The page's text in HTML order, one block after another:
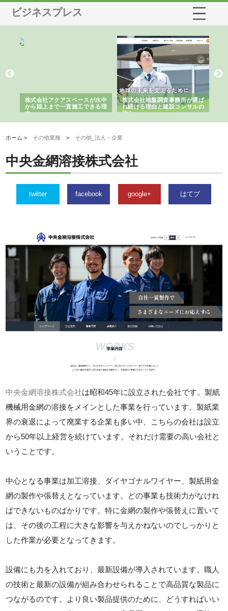
ビジネスプレス
株式会社アクアスペースが水中
から陸上まで一貫施工できる理
由
株式会社地盤調査事務所が選ば
れ続ける理由と建設コンサルの
強み
ホーム > その他業種 > その他_法人・企業
中央金網溶接株式会社
twitter facebook google+ はてブ
中央金網溶接株式会社は昭和45年に設立された会社です。製紙
機械用金網の溶接をメインとした事業を行っています。製紙業
界の衰退によって廃業する企業も多い中、こちらの会社は設立
から50年以上経営を続けています。それだけ需要の高い会社と
いうことです。
中心となる事業は加工溶接、ダイヤゴナルワイヤー、製紙用金
網の製作や張替えとなっています。どの事業も技術力がなけれ
ばできないものばかりです。特に金網の製作や張替えに置いて
は、その後の工程に大きな影響を与えかねないのでしっかりと
した作業が必要となってきます。
設備にも力を入れており、最新設備が導入されています。職人
の技術と最新の設備が組み合わせられることで高品質な製品に
つながるのです。より良い製品提供のために、どうすればいい